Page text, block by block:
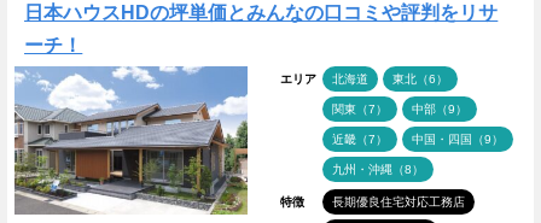
日本ハウスHDの坪単価とみんなの口コミや評判をリサ
ーチ！
エリア 北海道 東北（6）
関東（7） 中部（9）
近畿（7） 中国・四国（9）
九州・沖縄（8）
特徴 長期優良住宅対応工務店